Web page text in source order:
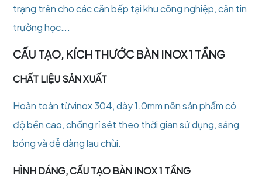
trạng trên cho các căn bếp tại khu công nghiệp, căn tin
trường học….
CẤU TẠO, KÍCH THƯỚC BÀN INOX 1 TẦNG
CHẤT LIỆU SẢN XUẤT
Hoàn toàn từvinox 304, dày 1.0mm nên sản phẩm có
độ bền cao, chống rỉ sét theo thời gian sử dụng, sáng
bóng và dễ dàng lau chùi.
HÌNH DÁNG, CẤU TẠO BÀN INOX 1 TẦNG